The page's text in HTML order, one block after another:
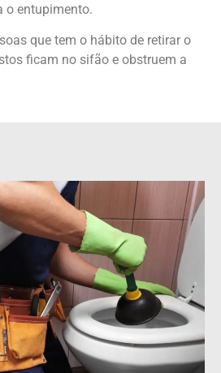
o entupimento.
que tem o hábito de retirar o
ficam no sifão e obstruem a